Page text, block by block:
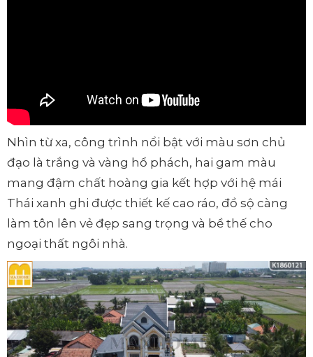
Nhìn từ xa, công trình nổi bật với màu sơn chủ
đạo là trắng và vàng hổ phách, hai gam màu
mang đậm chất hoàng gia kết hợp với hệ mái
Thái xanh ghi được thiết kế cao ráo, đồ sộ càng
làm tôn lên vẻ đẹp sang trọng và bề thế cho
ngoại thất ngôi nhà.